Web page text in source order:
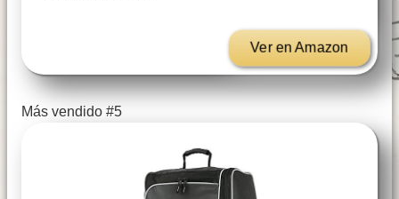
Ver en Amazon
Más vendido #5